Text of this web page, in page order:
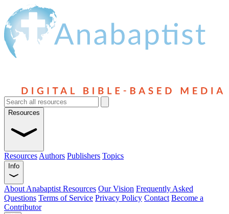
Resources
Resources Authors Publishers Topics
Info
About Anabaptist Resources Our Vision Frequently Asked
Questions Terms of Service Privacy Policy Contact Become a
Contributor